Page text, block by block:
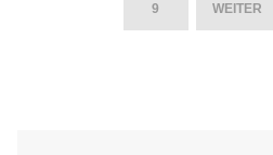
9 WEITER